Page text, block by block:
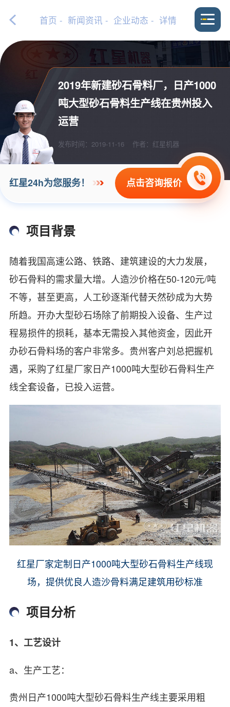
首页 - 新闻资讯 - 企业动态 - 详情
2019年新建砂石骨料厂，日产1000
吨大型砂石骨料生产线在贵州投入
运营
发布时间：2019-11-16 作者：红星机器
红星24h为您服务！ 点击咨询报价
项目背景
随着我国高速公路、铁路、建筑建设的大力发展，
砂石骨料的需求量大增。人造沙价格在50-120元/吨
不等，甚至更高，人工砂逐渐代替天然砂成为大势
所趋。开办大型砂石场除了前期投入设备、生产过
程易损件的损耗，基本无需投入其他资金，因此开
办砂石骨料场的客户非常多。贵州客户刘总把握机
遇，采购了红星厂家日产1000吨大型砂石骨料生产
线全套设备，已投入运营。
红星厂家定制日产1000吨大型砂石骨料生产线现
场，提供优良人造沙骨料满足建筑用砂标准
项目分析
1、工艺设计
a、生产工艺：
贵州日产1000吨大型砂石骨料生产线主要采用粗